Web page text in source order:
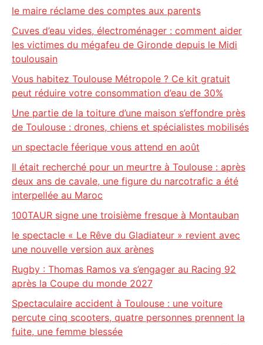
le maire réclame des comptes aux parents
Cuves d’eau vides, électroménager : comment aider
les victimes du mégafeu de Gironde depuis le Midi
toulousain
Vous habitez Toulouse Métropole ? Ce kit gratuit
peut réduire votre consommation d’eau de 30%
Une partie de la toiture d’une maison s’effondre près
de Toulouse : drones, chiens et spécialistes mobilisés
un spectacle féerique vous attend en août
Il était recherché pour un meurtre à Toulouse : après
deux ans de cavale, une figure du narcotrafic a été
interpellée au Maroc
100TAUR signe une troisième fresque à Montauban
le spectacle « Le Rêve du Gladiateur » revient avec
une nouvelle version aux arènes
Rugby : Thomas Ramos va s’engager au Racing 92
après la Coupe du monde 2027
Spectaculaire accident à Toulouse : une voiture
percute cinq scooters, quatre personnes prennent la
fuite, une femme blessée